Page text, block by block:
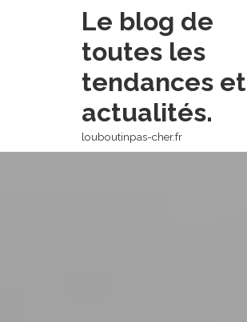
Le blog de
toutes les
tendances et
actualités.
louboutinpas-cher.fr